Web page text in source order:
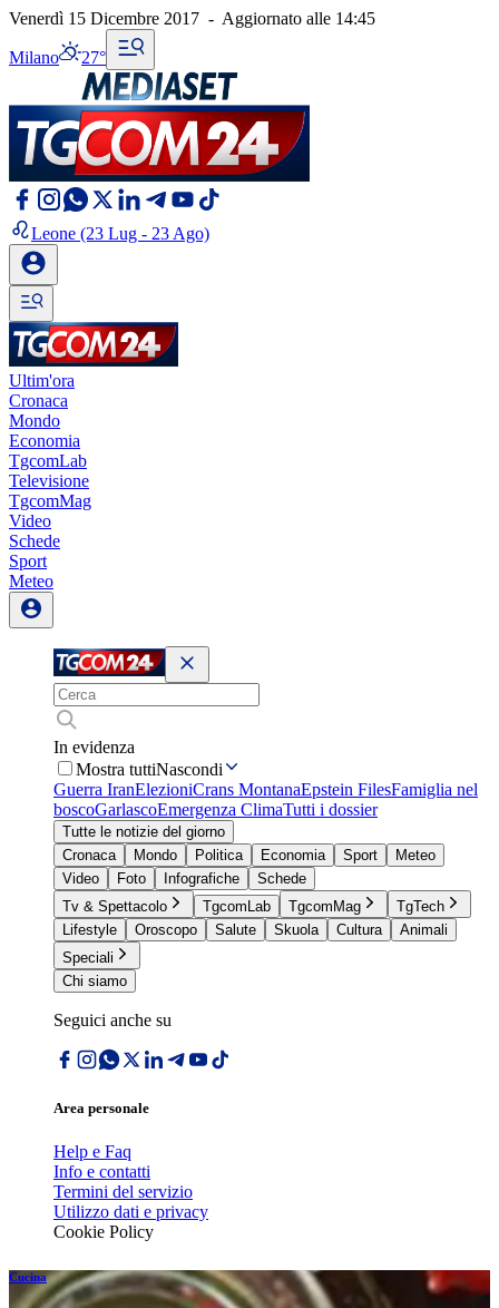
Venerdì 15 Dicembre 2017 - Aggiornato alle 14:45
Milano 27°
Leone (23 Lug - 23 Ago)
Ultim'ora
Cronaca
Mondo
Economia
TgcomLab
Televisione
TgcomMag
Video
Schede
Sport
Meteo
In evidenza
Mostra tuttiNascondi
Guerra IranElezioniCrans MontanaEpstein FilesFamiglia nel
boscoGarlascoEmergenza ClimaTutti i dossier
Tutte le notizie del giorno
Cronaca
Mondo Politica Economia Sport
Meteo
Video
Foto Infografiche
Schede
Tv & Spettacolo
TgcomLab TgcomMag
TgTech
Lifestyle
Oroscopo Salute Skuola Cultura
Animali
Speciali
Chi siamo
Seguici anche su
Area personale
Help e Faq
Info e contatti
Termini del servizio
Utilizzo dati e privacy
Cookie Policy
Cucina